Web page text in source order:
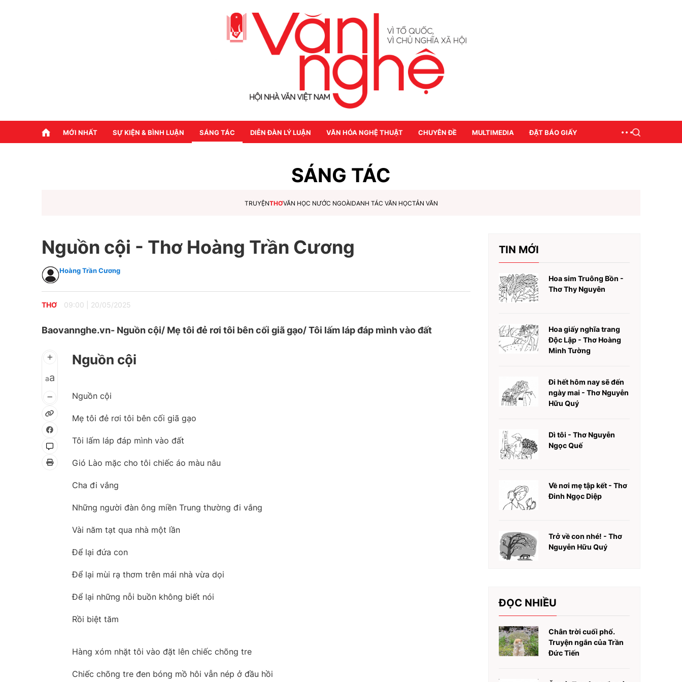
MỚI NHẤT SỰ KIỆN & BÌNH LUẬN SÁNG TÁC DIỄN ĐÀN LÝ LUẬN VĂN HÓA NGHỆ THUẬT CHUYÊN ĐỀ MULTIMEDIA ĐẶT BÁO GIẤY
SÁNG TÁC
TRUYỆNTHƠVĂN HỌC NƯỚC NGOÀIDANH TÁC VĂN HỌCTẢN VĂN
Nguồn cội - Thơ Hoàng Trần Cương
Hoàng Trần Cương
THƠ 09:00 20/05/2025
Baovannghe.vn- Nguồn cội/ Mẹ tôi đẻ rơi tôi bên cối giã gạo/ Tôi lấm láp đáp mình vào đất
aa
Nguồn cội
Nguồn cội
Mẹ tôi đẻ rơi tôi bên cối giã gạo
Tôi lấm láp đáp mình vào đất
Gió Lào mặc cho tôi chiếc áo màu nâu
Cha đi vắng
Những người đàn ông miền Trung thường đi vắng
Vài năm tạt qua nhà một lần
Để lại đứa con
Để lại mùi rạ thơm trên mái nhà vừa dọi
Để lại những nỗi buồn không biết nói
Rồi biệt tăm
Hàng xóm nhặt tôi vào đặt lên chiếc chõng tre
Chiếc chõng tre đen bóng mồ hôi vẫn nép ở đầu hồi
TIN MỚI
Hoa sim Truông Bồn -
Thơ Thy Nguyên
Hoa giấy nghĩa trang
Độc Lập - Thơ Hoàng
Minh Tường
Đi hết hôm nay sẽ đến
ngày mai - Thơ Nguyễn
Hữu Quý
Dì tôi - Thơ Nguyễn
Ngọc Quế
Về nơi mẹ tập kết - Thơ
Đinh Ngọc Diệp
Trở về con nhé! - Thơ
Nguyễn Hữu Quý
ĐỌC NHIỀU
Chân trời cuối phố.
Truyện ngắn của Trần
Đức Tiến